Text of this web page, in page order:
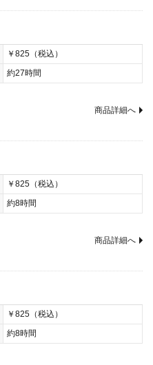
￥825（税込）
約27時間
商品詳細へ
￥825（税込）
約8時間
商品詳細へ
￥825（税込）
約8時間